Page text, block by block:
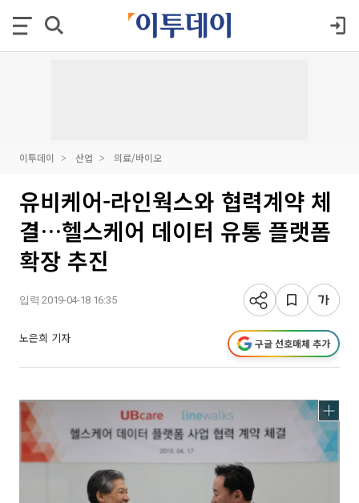
이투데이 산업 의료/바이오
유비케어-라인웍스와 협력계약 체
결…헬스케어 데이터 유통 플랫폼
확장 추진
입력 2019-04-18 16:35
노은희 기자 구글 선호매체 추가